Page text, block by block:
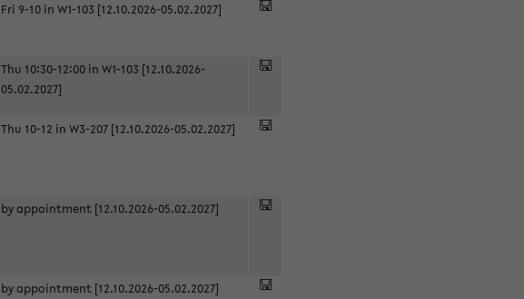
Fri 9-10 in W1-103 [12.10.2026-05.02.2027]
Thu 10:30-12:00 in W1-103 [12.10.2026-
05.02.2027]
Thu 10-12 in W3-207 [12.10.2026-05.02.2027]
by appointment [12.10.2026-05.02.2027]
by appointment [12.10.2026-05.02.2027]